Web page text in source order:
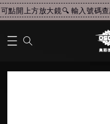
點開上方放大鏡🔍 輸入號碼查